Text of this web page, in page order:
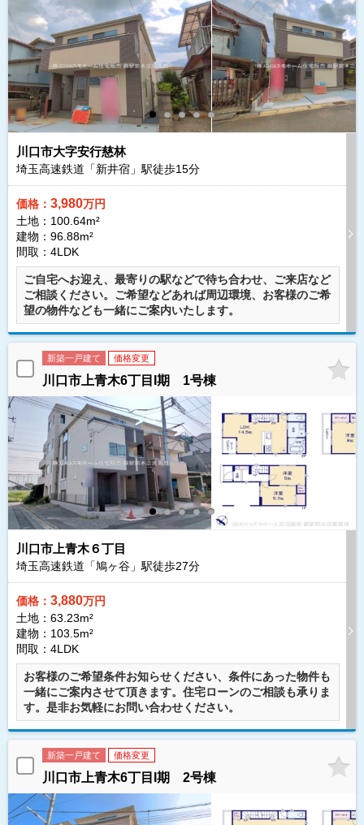
川口市大字安行慈林
埼玉高速鉄道「新井宿」駅徒歩15分
価格： 3,980万円
土地：100.64m²
建物：96.88m²
間取：4LDK
ご自宅へお迎え、最寄りの駅などで待ち合わせ、ご来店など
ご相談ください。ご希望などあれば周辺環境、お客様のご希
望の物件なども一緒にご案内いたします。
新築一戸建て 価格変更
川口市上青木6丁目I期 1号棟
川口市上青木６丁目
埼玉高速鉄道「鳩ヶ谷」駅徒歩27分
価格： 3,880万円
土地：63.23m²
建物：103.5m²
間取：4LDK
お客様のご希望条件お知らせください、条件にあった物件も
一緒にご案内させて頂きます。住宅ローンのご相談も承りま
す。是非お気軽にお問い合わせください。
新築一戸建て 価格変更
川口市上青木6丁目I期 2号棟